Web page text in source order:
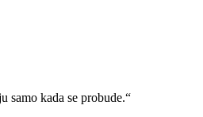
samo kada se probude.“